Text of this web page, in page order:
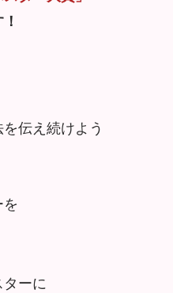
伝え続けよう
ターに